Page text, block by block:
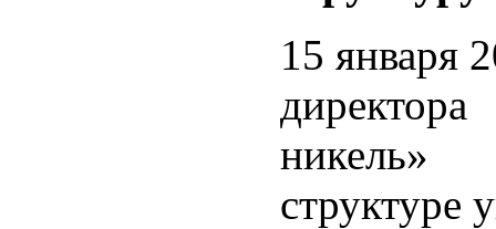
15 января
никель»
структуре